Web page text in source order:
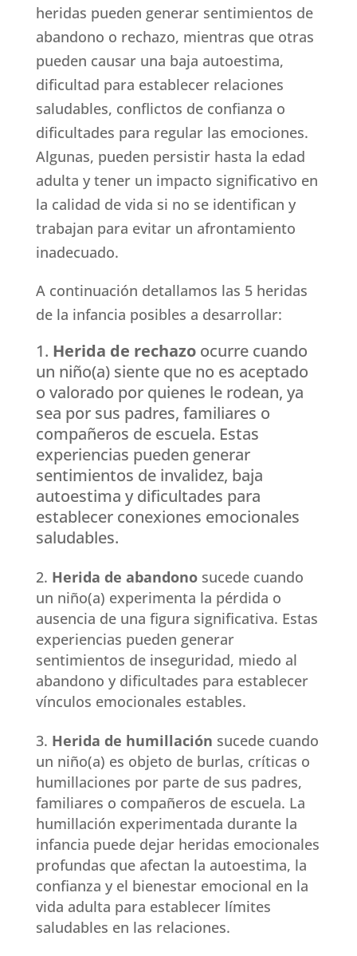
heridas pueden generar sentimientos de
abandono o rechazo, mientras que otras
pueden causar una baja autoestima,
dificultad para establecer relaciones
saludables, conflictos de confianza o
dificultades para regular las emociones.
Algunas, pueden persistir hasta la edad
adulta y tener un impacto significativo en
la calidad de vida si no se identifican y
trabajan para evitar un afrontamiento
inadecuado.
A continuación detallamos las 5 heridas
de la infancia posibles a desarrollar:
Herida de rechazoocurre cuando
un niño(a) siente que no es aceptado
o valorado por quienes le rodean, ya
sea por sus padres, familiares o
compañeros de escuela. Estas
experiencias pueden generar
sentimientos de invalidez, baja
autoestima y dificultades para
establecer conexiones emocionales
saludables.
Herida de abandonosucede cuando
un niño(a) experimenta la pérdida o
ausencia de una figura significativa. Estas
experiencias pueden generar
sentimientos de inseguridad, miedo al
abandono y dificultades para establecer
vínculos emocionales estables.
Herida de humillación sucede cuando
un niño(a) es objeto de burlas, críticas o
humillaciones por parte de sus padres,
familiares o compañeros de escuela. La
humillación experimentada durante la
infancia puede dejar heridas emocionales
profundas que afectan la autoestima, la
confianza y el bienestar emocional en la
vida adulta para establecer límites
saludables en las relaciones.